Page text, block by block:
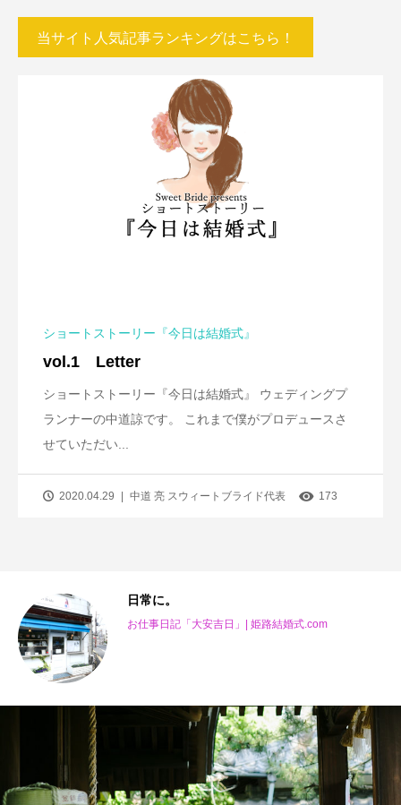
当サイト人気記事ランキングはこちら！
ショートストーリー『今日は結婚式』
vol.1 Letter
ショートストーリー『今日は結婚式』 ウェディングプ
ランナーの中道諒です。 これまで僕がプロデュースさ
せていただい...
2020.04.29 中道 亮 スウィートブライド代表 173
日常に。
お仕事日記「大安吉日」| 姫路結婚式.com